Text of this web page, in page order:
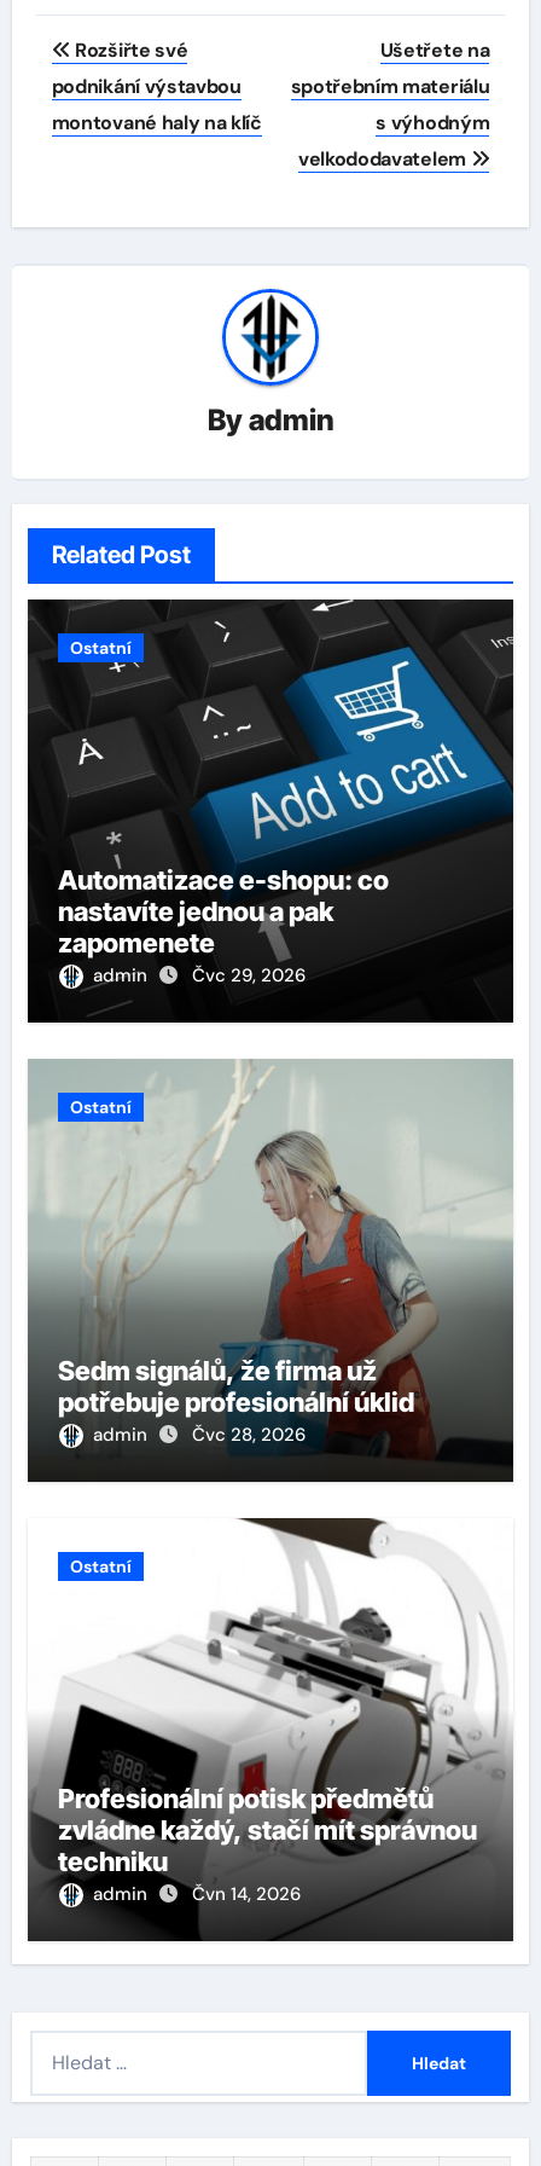
Navigace
pro
příspěvek
Rozšiřte své
podnikání výstavbou
montované haly na klíč
Ušetřete na
spotřebním materiálu
s výhodným
velkododavatelem
Byadmin
Related Post
Ostatní
Automatizace e-shopu: co
nastavíte jednou a pak
zapomenete
admin Čvc 29, 2026
Ostatní
Sedm signálů, že firma už
potřebuje profesionální úklid
admin Čvc 28, 2026
Ostatní
Profesionální potisk předmětů
zvládne každý, stačí mít správnou
techniku
admin Čvn 14, 2026